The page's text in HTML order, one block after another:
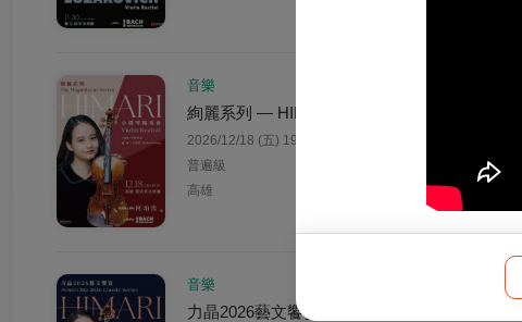
音樂
絢麗系列 — HIMARI 小提琴獨奏會
2026/12/18 (五) 19:30
普遍級
高雄
音樂
力晶2026藝文饗宴 — HIMARI 小提琴獨奏會